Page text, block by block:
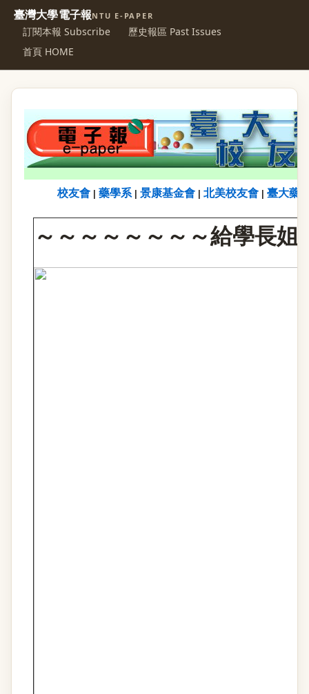
臺灣大學電子報NTU E-PAPER
訂閱本報 Subscribe
歷史報區 Past Issues
首頁 HOME
校友會 藥學系| 景康基金會 北美校友會 臺大藥
～～～～～～～～給學長姐